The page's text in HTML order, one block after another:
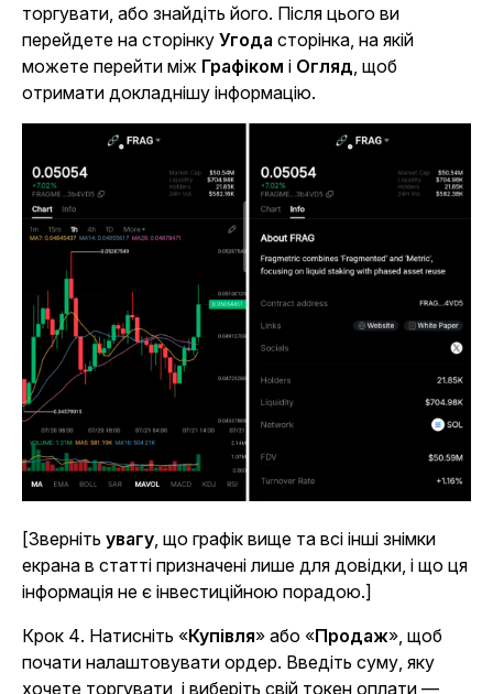
торгувати, або знайдіть його. Після цього ви
перейдете на сторінку Угода сторінка, на якій
можете перейти між Графіком і Огляд , щоб
отримати докладнішу інформацію.
[Зверніть увагу , що графік вище та всі інші знімки
екрана в статті призначені лише для довідки, і що ця
інформація не є інвестиційною порадою.]
Крок 4. Натисніть «Купівля» або «Продаж», щоб
почати налаштовувати ордер. Введіть суму, яку
хочете торгувати, і виберіть свій токен оплати —